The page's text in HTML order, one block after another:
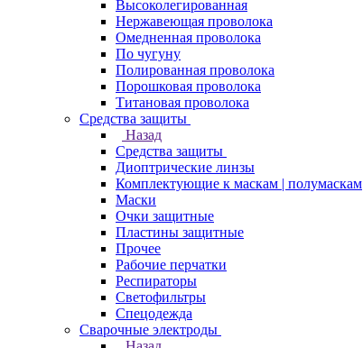
Высоколегированная
Нержавеющая проволока
Омедненная проволока
По чугуну
Полированная проволока
Порошковая проволока
Титановая проволока
Средства защиты
Назад
Средства защиты
Диоптрические линзы
Комплектующие к маскам | полумаскам
Маски
Очки защитные
Пластины защитные
Прочее
Рабочие перчатки
Респираторы
Светофильтры
Спецодежда
Сварочные электроды